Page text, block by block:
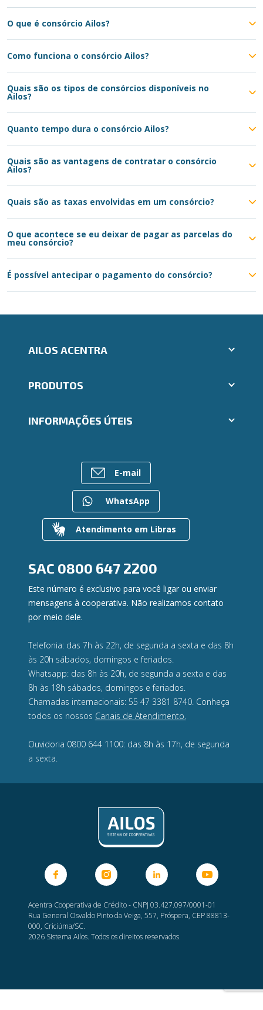
O que é consórcio Ailos?
Como funciona o consórcio Ailos?
Quais são os tipos de consórcios disponíveis no
Ailos?
Quanto tempo dura o consórcio Ailos?
Quais são as vantagens de contratar o consórcio
Ailos?
Quais são as taxas envolvidas em um consórcio?
O que acontece se eu deixar de pagar as parcelas do
meu consórcio?
É possível antecipar o pagamento do consórcio?
AILOS ACENTRA
Indique um amigo
Trabalhe Conosco
Ailos Educação
Gerenciar Cookies
PRODUTOS
Consórcios
Para empresas
INFORMAÇÕES ÚTEIS
Regularização de dívidas
Valores a Receber
Canal de Ética
Ouvidoria
E-mail
WhatsApp
Atendimento em Libras
SAC 0800 647 2200
Este número é exclusivo para você ligar ou enviar
mensagens à cooperativa. Não realizamos contato
por meio dele.
Telefonia: das 7h às 22h, de segunda a sexta e das 8h
às 20h sábados, domingos e feriados.
Whatsapp: das 8h às 20h, de segunda a sexta e das
8h às 18h sábados, domingos e feriados.
Chamadas internacionais: 55 47 3381 8740. Conheça
todos os nossos Canais de Atendimento.
Ouvidoria 0800 644 1100: das 8h às 17h, de segunda
a sexta.
Acentra Cooperativa de Crédito - CNPJ 03.427.097/0001-01
Rua General Osvaldo Pinto da Veiga, 557, Próspera, CEP 88813-
000, Criciúma/SC.
2026 Sistema Ailos. Todos os direitos reservados.